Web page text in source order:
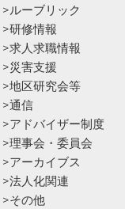
>ルーブリック
>研修情報
>求人求職情報
>災害支援
>地区研究会等
>通信
>アドバイザー制度
>理事会・委員会
>アーカイブス
>法人化関連
>その他